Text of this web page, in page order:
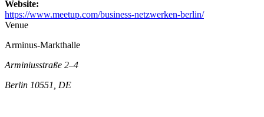
Website:
https://www.meetup.com/business-netzwerken-berlin/
Venue
Arminus-Markthalle
Arminiusstraße 2–4
Berlin 10551, DE